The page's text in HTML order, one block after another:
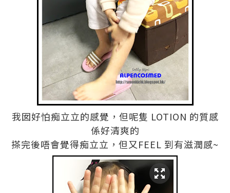
我囡好怕痴立立的感覺，但呢隻 LOTION 的質感
係好清爽的
搽完後唔會覺得痴立立，但又FEEL 到有滋潤感~